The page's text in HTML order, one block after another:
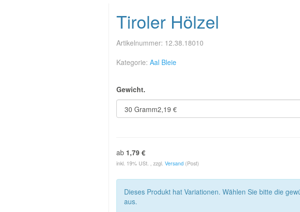
Tiroler Hölzel
Artikelnummer: 12.38.18010
Kategorie: Aal Bleie
Gewicht.
ab 1,79 €
inkl. 19% USt. , zzgl. Versand (Post)
Dieses Produkt hat Variationen. Wählen Sie bitte die
aus.